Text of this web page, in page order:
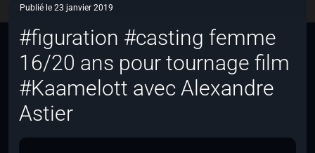
Publié le 23 janvier 2019
#figuration #casting femme
16/20 ans pour tournage film
#Kaamelott avec Alexandre
Astier